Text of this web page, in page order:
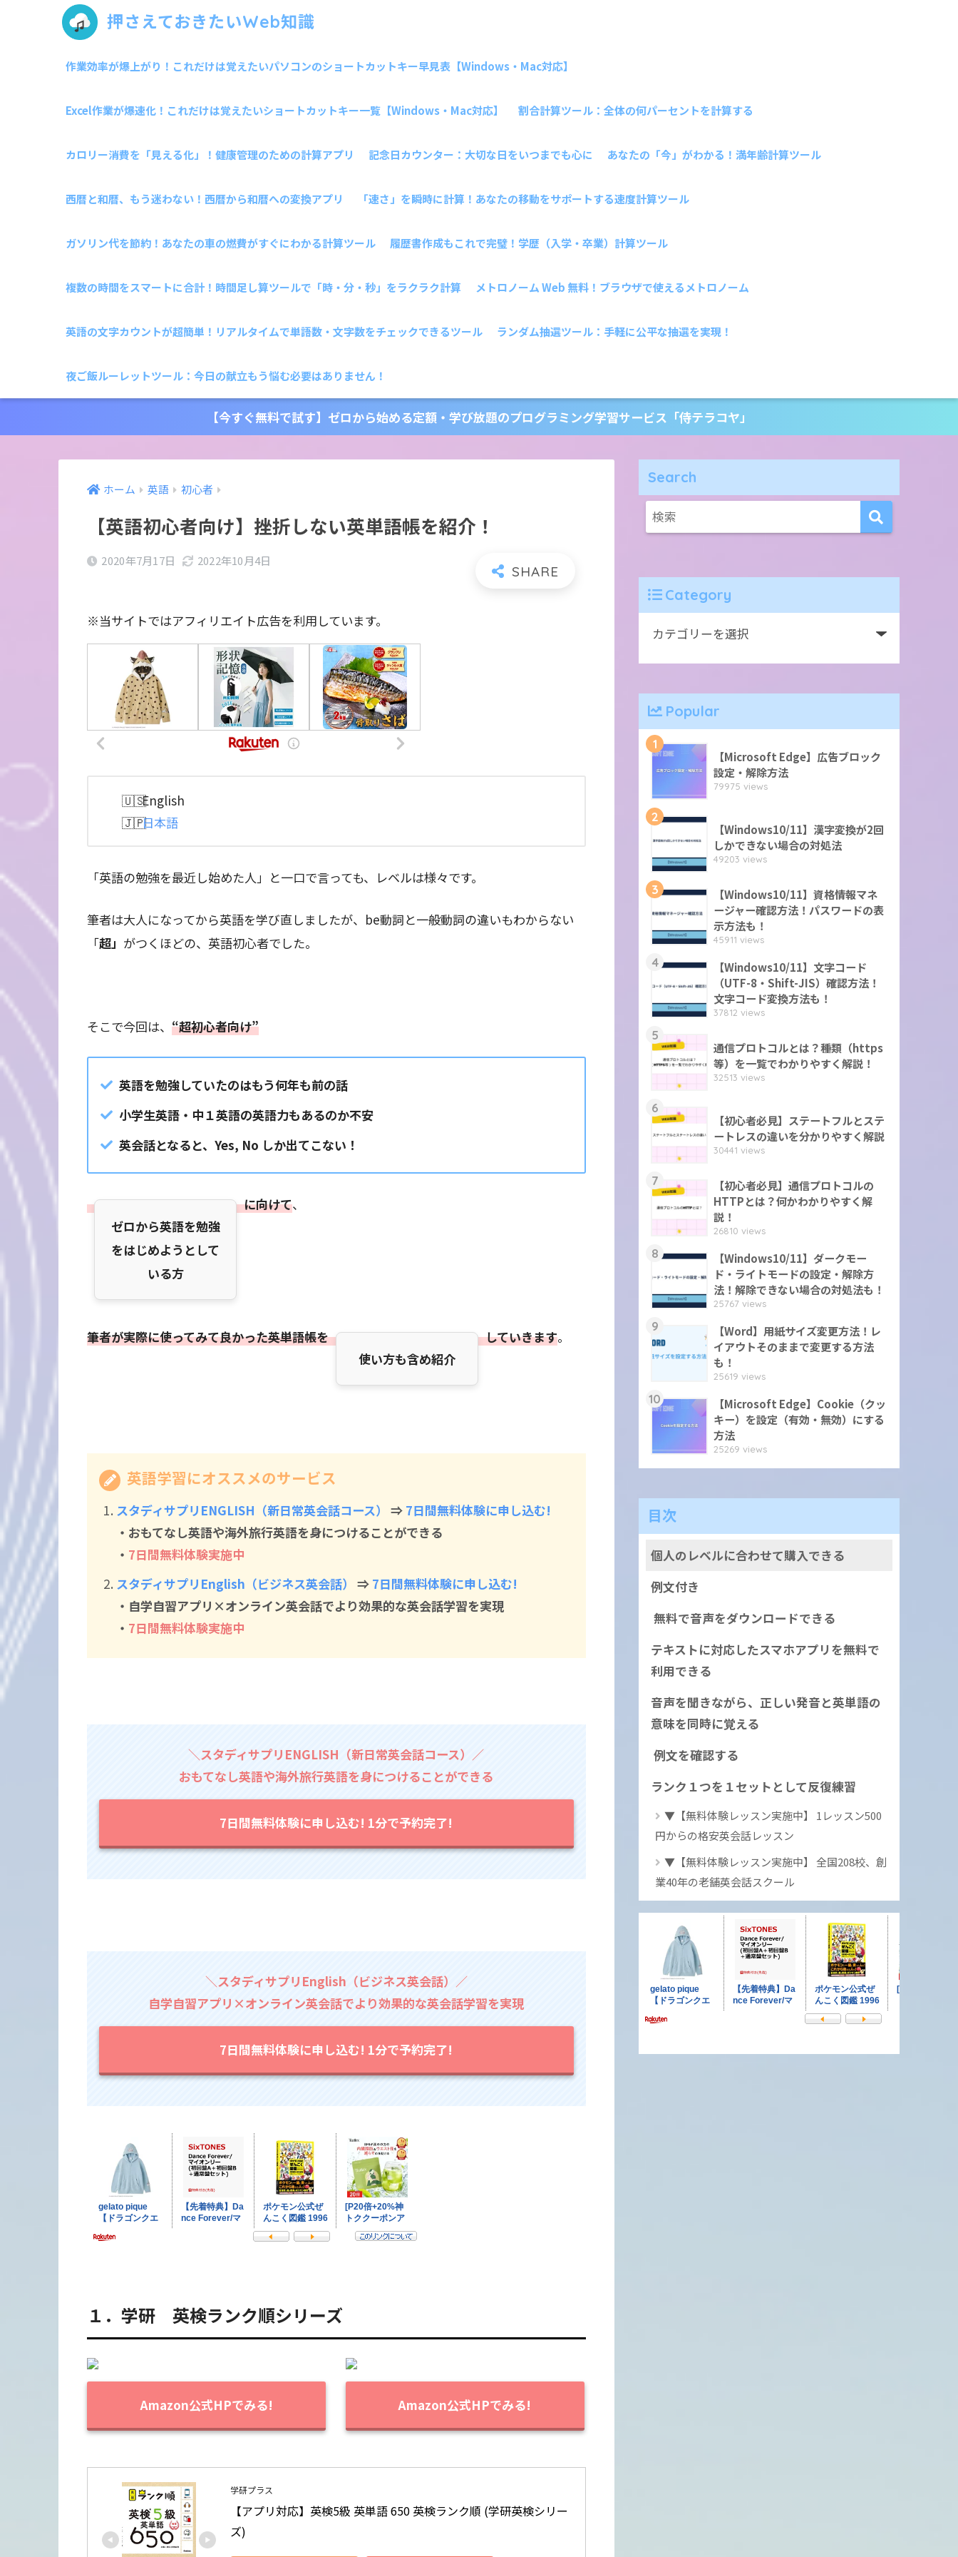
押さえておきたいWeb知識
作業効率が爆上がり！これだけは覚えたいパソコンのショートカットキー早見表【Windows・Mac対応】
Excel作業が爆速化！これだけは覚えたいショートカットキー一覧【Windows・Mac対応】 割合計算ツール：全体の何パーセントを計算する
カロリー消費を「見える化」！健康管理のための計算アプリ 記念日カウンター：大切な日をいつまでも心に あなたの「今」がわかる！満年齢計算ツール
西暦と和暦、もう迷わない！西暦から和暦への変換アプリ 「速さ」を瞬時に計算！あなたの移動をサポートする速度計算ツール
ガソリン代を節約！あなたの車の燃費がすぐにわかる計算ツール 履歴書作成もこれで完璧！学歴（入学・卒業）計算ツール
複数の時間をスマートに合計！時間足し算ツールで「時・分・秒」をラクラク計算 メトロノーム Web 無料！ブラウザで使えるメトロノーム
英語の文字カウントが超簡単！リアルタイムで単語数・文字数をチェックできるツール ランダム抽選ツール：手軽に公平な抽選を実現！
夜ご飯ルーレットツール：今日の献立もう悩む必要はありません！
【今すぐ無料で試す】ゼロから始める定額・学び放題のプログラミング学習サービス「侍テラコヤ」
ホーム 英語 初心者
【英語初心者向け】挫折しない英単語帳を紹介！
2020年7月17日 2022年10月4日
※当サイトではアフィリエイト広告を利用しています。
English
日本語
「英語の勉強を最近し始めた人」と一口で言っても、レベルは様々です。
筆者は大人になってから英語を学び直しましたが、be動詞と一般動詞の違いもわからない
「超」 がつくほどの、英語初心者でした。
そこで今回は、 “超初心者向け”
英語を勉強していたのはもう何年も前の話
小学生英語・中１英語の英語力もあるのか不安
英会話となると、Yes, No しか出てこない！
ゼロから英語を勉強
をはじめようとして
いる方
に向けて、
筆者が実際に使ってみて良かった英単語帳を
使い方も含め紹介
していきます。
英語学習にオススメのサービス
スタディサプリENGLISH（新日常英会話コース） ⇒ 7日間無料体験に申し込む!
・おもてなし英語や海外旅行英語を身につけることができる
・ 7日間無料体験実施中
スタディサプリEnglish（ビジネス英会話） ⇒ 7日間無料体験に申し込む!
・自学自習アプリ×オンライン英会話でより効果的な英会話学習を実現
・ 7日間無料体験実施中
＼スタディサプリENGLISH（新日常英会話コース）／
おもてなし英語や海外旅行英語を身につけることができる
7日間無料体験に申し込む! 1分で予約完了!
＼スタディサプリEnglish（ビジネス英会話）／
自学自習アプリ×オンライン英会話でより効果的な英会話学習を実現
7日間無料体験に申し込む! 1分で予約完了!
１．学研 英検ランク順シリーズ
Amazon公式HPでみる! Amazon公式HPでみる!
学研プラス
【アプリ対応】英検5級 英単語 650 英検ランク順 (学研英検シリー
ズ)
Search
Category
Popular
1
【Microsoft Edge】広告ブロック
設定・解除方法
79975 views
2
【Windows10/11】漢字変換が2回
しかできない場合の対処法
49203 views
3
【Windows10/11】資格情報マネ
ージャー確認方法！パスワードの表
示方法も！
45911 views
4
【Windows10/11】文字コード
（UTF-8・Shift-JIS）確認方法！
文字コード変換方法も！
37812 views
5
通信プロトコルとは？種類（https
等）を一覧でわかりやすく解説！
32513 views
6
【初心者必見】ステートフルとステ
ートレスの違いを分かりやすく解説
30441 views
7
【初心者必見】通信プロトコルの
HTTPとは？何かわかりやすく解
説！
26810 views
8
【Windows10/11】ダークモー
ド・ライトモードの設定・解除方
法！解除できない場合の対処法も！
25767 views
9
【Word】用紙サイズ変更方法！レ
イアウトそのままで変更する方法
も！
25619 views
10
【Microsoft Edge】Cookie（クッ
キー）を設定（有効・無効）にする
方法
25269 views
目次
個人のレベルに合わせて購入できる
例文付き
無料で音声をダウンロードできる
テキストに対応したスマホアプリを無料で
利用できる
音声を聞きながら、正しい発音と英単語の
意味を同時に覚える
例文を確認する
ランク１つを１セットとして反復練習
▼【無料体験レッスン実施中】 1レッスン500
円からの格安英会話レッスン
▼【無料体験レッスン実施中】 全国208校、創
業40年の老舗英会話スクール